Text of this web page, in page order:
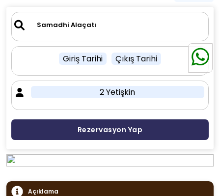
Giriş Tarihi Çıkış Tarihi
2 Yetişkin
Rezervasyon Yap
Açıklama